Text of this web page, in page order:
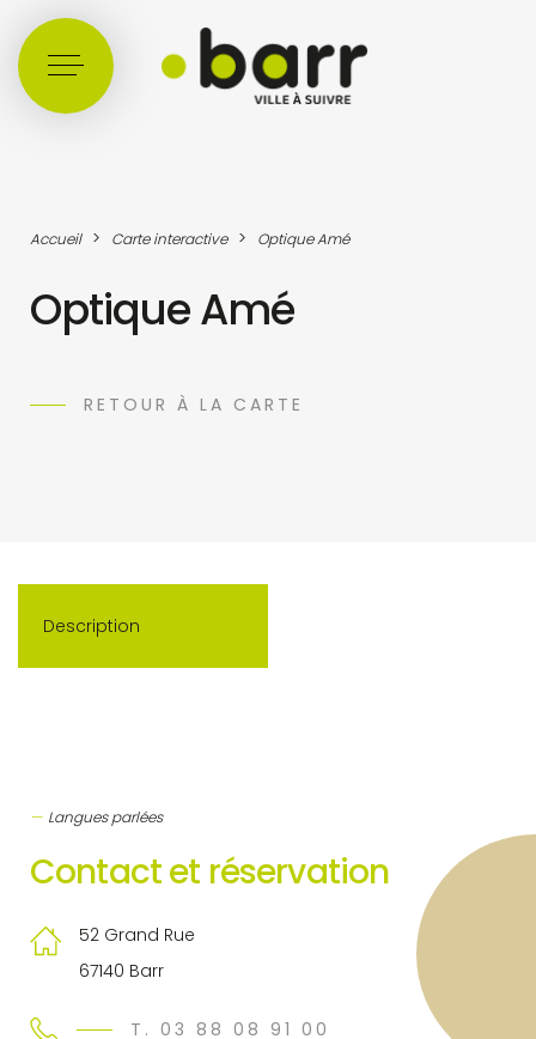
Accueil > Carte interactive > Optique Amé
Optique Amé
RETOUR À LA CARTE
Description
Langues parlées
Contact et réservation
52 Grand Rue
67140 Barr
T. 03 88 08 91 00